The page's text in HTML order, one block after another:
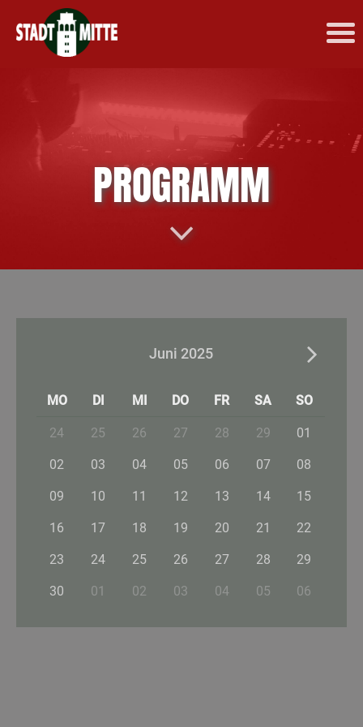
PROGRAMM
Juni 2025
MO DI MI DO FR SA SO
24 25 26 27 28 29 01
02 03 04 05 06 07 08
09 10 11 12 13 14 15
16 17 18 19 20 21 22
23 24 25 26 27 28 29
30 01 02 03 04 05 06